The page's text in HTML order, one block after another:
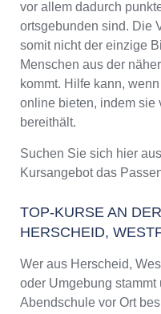
vor allem dadurch
ortsgebunden sind. Die
somit nicht der einzige
Menschen aus der
kommt. Hilfe kann,
online bieten, indem sie
bereithält.
Suchen Sie sich hier
Kursangebot das
TOP-KURSE AN
HERSCHEID,
Wer aus Herscheid,
oder Umgebung
Abendschule vor Ort